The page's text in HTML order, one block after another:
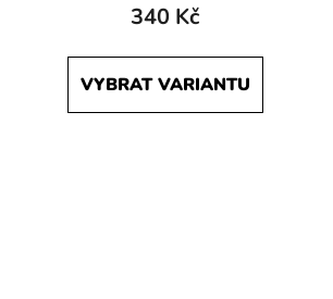
340 Kč
VYBRAT VARIANTU